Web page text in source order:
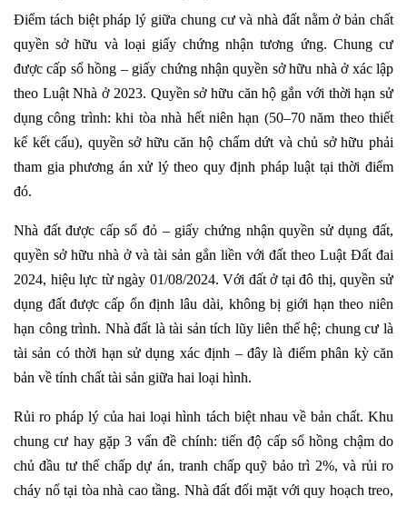
Điểm tách biệt pháp lý giữa chung cư và nhà đất nằm ở bản chất
quyền sở hữu và loại giấy chứng nhận tương ứng. Chung cư
được cấp sổ hồng – giấy chứng nhận quyền sở hữu nhà ở xác lập
theo Luật Nhà ở 2023. Quyền sở hữu căn hộ gắn với thời hạn sử
dụng công trình: khi tòa nhà hết niên hạn (50–70 năm theo thiết
kế kết cấu), quyền sở hữu căn hộ chấm dứt và chủ sở hữu phải
tham gia phương án xử lý theo quy định pháp luật tại thời điểm
đó.
Nhà đất được cấp sổ đỏ – giấy chứng nhận quyền sử dụng đất,
quyền sở hữu nhà ở và tài sản gắn liền với đất theo Luật Đất đai
2024, hiệu lực từ ngày 01/08/2024. Với đất ở tại đô thị, quyền sử
dụng đất được cấp ổn định lâu dài, không bị giới hạn theo niên
hạn công trình. Nhà đất là tài sản tích lũy liên thế hệ; chung cư là
tài sản có thời hạn sử dụng xác định – đây là điểm phân kỳ căn
bản về tính chất tài sản giữa hai loại hình.
Rủi ro pháp lý của hai loại hình tách biệt nhau về bản chất. Khu
chung cư hay gặp 3 vấn đề chính: tiến độ cấp sổ hồng chậm do
chủ đầu tư thế chấp dự án, tranh chấp quỹ bảo trì 2%, và rủi ro
cháy nổ tại tòa nhà cao tầng. Nhà đất đối mặt với quy hoạch treo,